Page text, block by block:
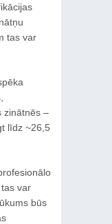
tas var
zinātnēs –
līdz ~26,5
var
būs